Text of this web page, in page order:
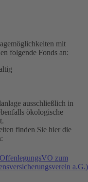
mit
folgende Fonds an:
ausschließlich in
ökologische
finden Sie hier die
zum
a.G.)